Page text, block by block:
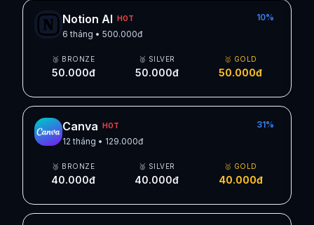
Notion AI HOT
6 tháng • 500.000đ
10%
🥉 BRONZE
50.000đ
🥈 SILVER
50.000đ
🥇 GOLD
50.000đ
Canva HOT
12 tháng • 129.000đ
31%
🥉 BRONZE
40.000đ
🥈 SILVER
40.000đ
🥇 GOLD
40.000đ